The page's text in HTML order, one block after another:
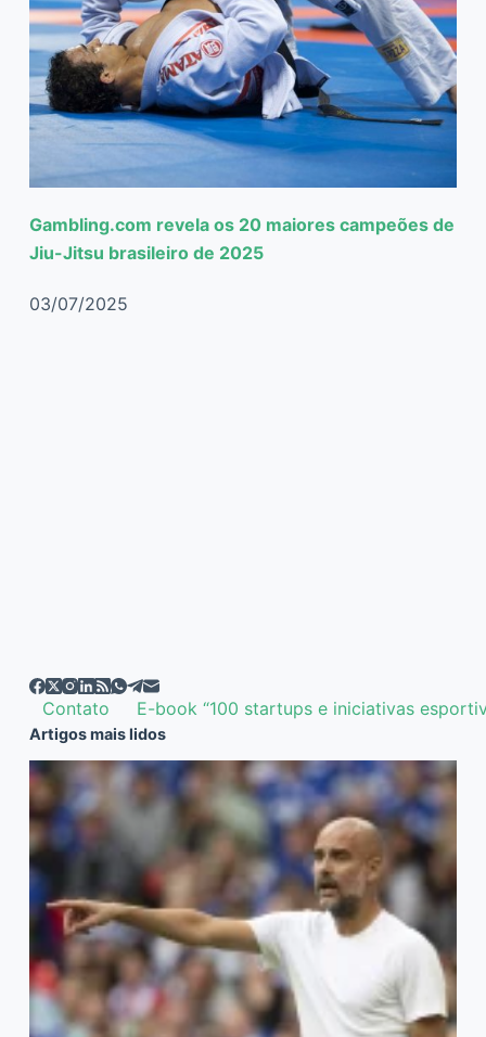
Gambling.com revela os 20 maiores campeões de
Jiu-Jitsu brasileiro de 2025
03/07/2025
Contato E-book “100 startups e iniciativas
Artigos mais lidos